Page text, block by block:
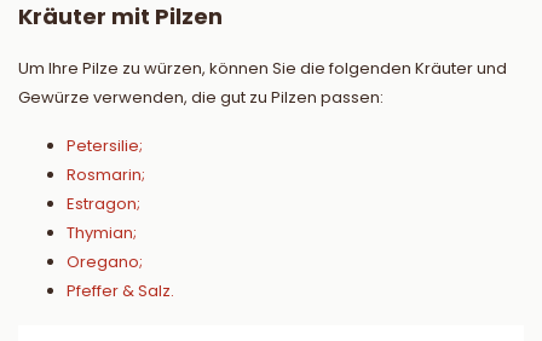
Kräuter mit Pilzen
Um Ihre Pilze zu würzen, können Sie die folgenden Kräuter und
Gewürze verwenden, die gut zu Pilzen passen:
Petersilie;
Rosmarin;
Estragon;
Thymian;
Oregano;
Pfeffer & Salz.